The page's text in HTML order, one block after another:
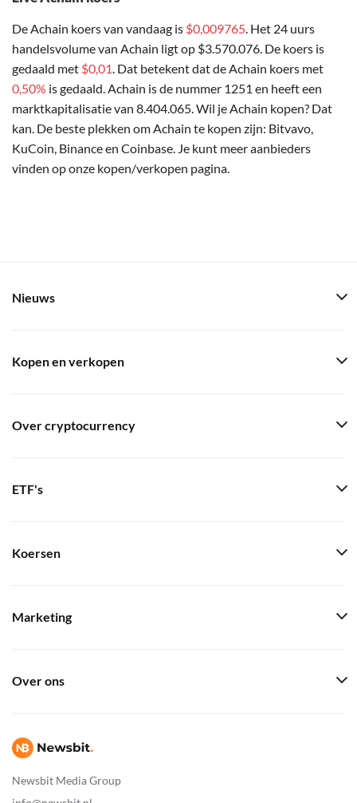
De Achain koers van vandaag is $0,009765. Het 24 uurs
handelsvolume van Achain ligt op $3.570.076. De koers is
gedaald met $0,01. Dat betekent dat de Achain koers met
0,50% is gedaald. Achain is de nummer 1251 en heeft een
marktkapitalisatie van 8.404.065. Wil je Achain kopen? Dat
kan. De beste plekken om Achain te kopen zijn: Bitvavo,
KuCoin, Binance en Coinbase. Je kunt meer aanbieders
vinden op onze kopen/verkopen pagina.
Newsbit Media Group
Nieuws
Kopen en verkopen
Over cryptocurrency
ETF's
Koersen
Marketing
Over ons